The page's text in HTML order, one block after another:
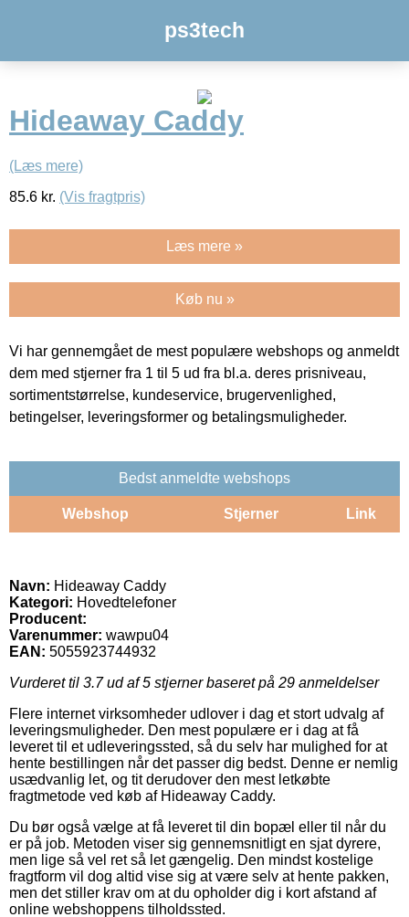
ps3tech
Hideaway Caddy
(Læs mere)
85.6 kr. (Vis fragtpris)
Læs mere »
Køb nu »
Vi har gennemgået de mest populære webshops og anmeldt
dem med stjerner fra 1 til 5 ud fra bl.a. deres prisniveau,
sortimentstørrelse, kundeservice, brugervenlighed,
betingelser, leveringsformer og betalingsmuligheder.
Bedst anmeldte webshops
Webshop Stjerner Link
Navn: Hideaway Caddy
Kategori: Hovedtelefoner
Producent:
Varenummer: wawpu04
EAN: 5055923744932
Vurderet til 3.7ud af 5 stjerner baseret på 29 anmeldelser
Flere internet virksomheder udlover i dag et stort udvalg af
leveringsmuligheder. Den mest populære er i dag at få
leveret til et udleveringssted, så du selv har mulighed for at
hente bestillingen når det passer dig bedst. Denne er nemlig
usædvanlig let, og tit derudover den mest letkøbte
fragtmetode ved køb af Hideaway Caddy.
Du bør også vælge at få leveret til din bopæl eller til når du
er på job. Metoden viser sig gennemsnitligt en sjat dyrere,
men lige så vel ret så let gængelig. Den mindst kostelige
fragtform vil dog altid vise sig at være selv at hente pakken,
men det stiller krav om at du opholder dig i kort afstand af
online webshoppens tilholdssted.